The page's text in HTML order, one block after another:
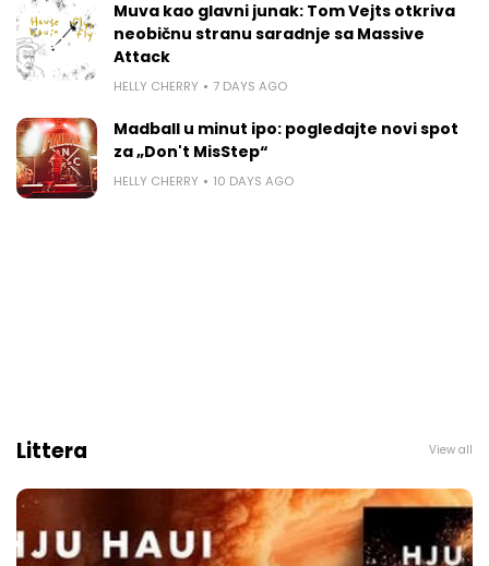
Muva kao glavni junak: Tom Vejts otkriva
neobičnu stranu saradnje sa Massive
Attack
HELLY CHERRY 7 DAYS AGO
Madball u minut ipo: pogledajte novi spot
za „Don't MisStep“
HELLY CHERRY 10 DAYS AGO
Littera View all